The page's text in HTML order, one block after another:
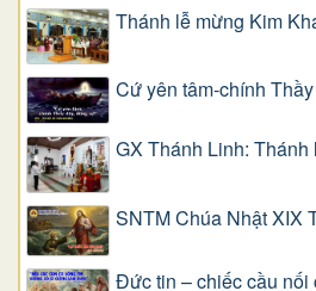
Thánh lễ mừng Kim
Cứ yên tâm-chính
GX Thánh Linh:
SNTM Chúa Nhật XIX
Đức tin – chiếc cầu nối